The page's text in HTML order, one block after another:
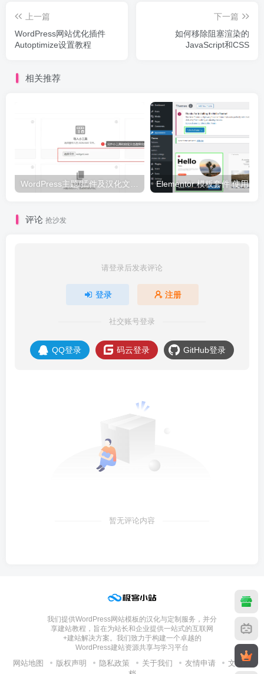
上一篇
WordPress网站优化插件
Autoptimize设置教程
下一篇
如何移除阻塞渲染的
JavaScript和CSS
相关推荐
评论 抢沙发
请登录后发表评论
登录 注册
社交账号登录
QQ登录 码云登录 GitHub登录
暂无评论内容
我们提供WordPress网站模板的汉化与定制服务，并分
享建站教程，旨在为站长和企业提供一站式的互联网
+建站解决方案。我们致力于构建一个卓越的
WordPress建站资源共享与学习平台
网站地图 版权声明 隐私政策 关于我们 友情申请
文章归